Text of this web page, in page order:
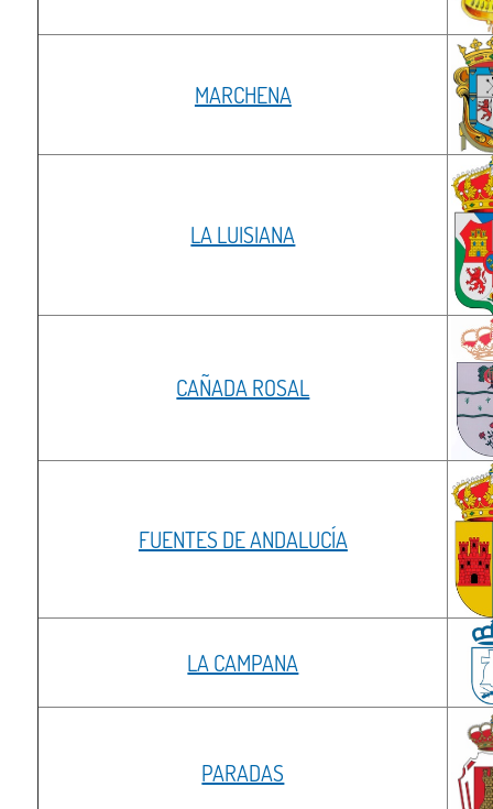
MARCHENA
LA LUISIANA
CAÑADA ROSAL
FUENTES DE ANDALUCÍA
LA CAMPANA
PARADAS